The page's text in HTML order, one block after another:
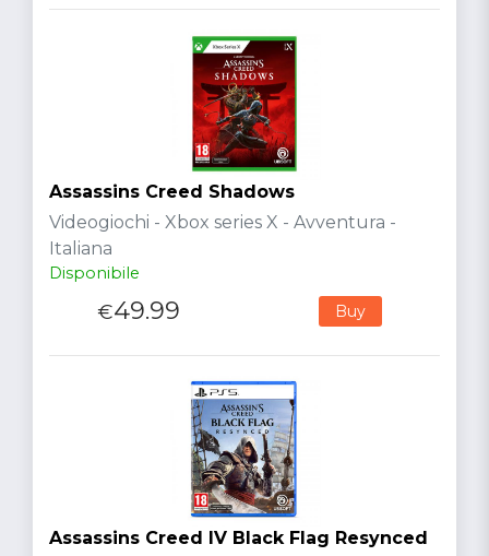
Assassins Creed Shadows
Videogiochi - Xbox series X - Avventura -
Italiana
Disponibile
€49.99 Buy
Assassins Creed IV Black Flag Resynced